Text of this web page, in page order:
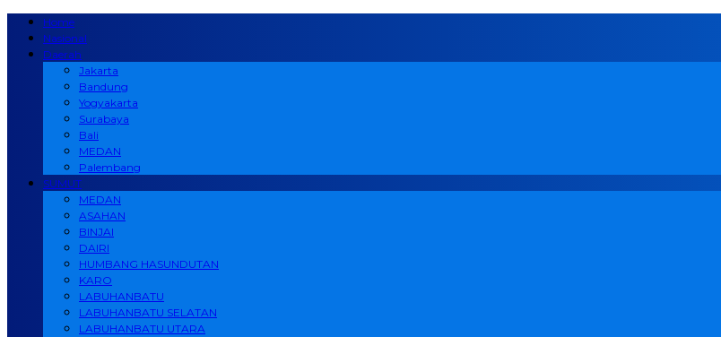
Home
Nasional
Daerah
Jakarta
Bandung
Yogyakarta
Surabaya
Bali
MEDAN
Palembang
SUMUT
MEDAN
ASAHAN
BINJAI
DAIRI
HUMBANG HASUNDUTAN
KARO
LABUHANBATU
LABUHANBATU SELATAN
LABUHANBATU UTARA